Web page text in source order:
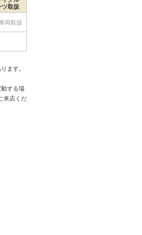
ツ取扱
両取扱
ます。
する場
来店くだ